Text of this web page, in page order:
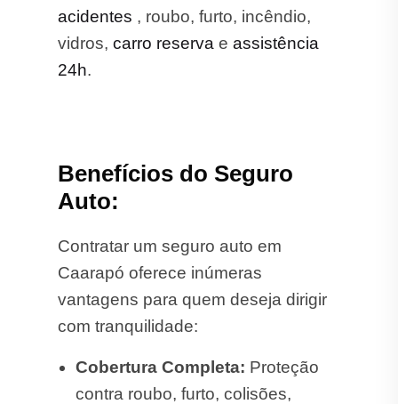
acidentes , roubo, furto, incêndio,
vidros, carro reserva e assistência
24h.
Benefícios do Seguro
Auto:
Contratar um seguro auto em
Caarapó oferece inúmeras
vantagens para quem deseja dirigir
com tranquilidade:
Cobertura Completa: Proteção
contra roubo, furto, colisões,